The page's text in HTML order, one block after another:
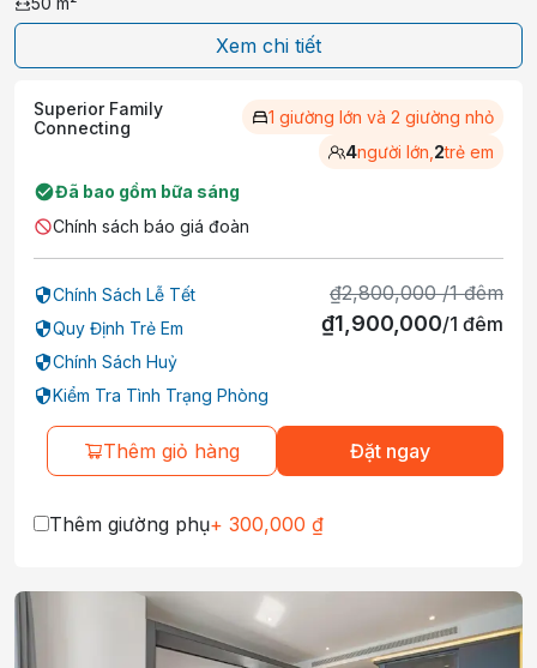
Xem chi tiết
Superior Family
Connecting
1 giường lớn và 2 giường nhỏ
4người lớn, 2trẻ em
Đã bao gồm bữa sáng
Chính sách báo giá đoàn
Chính Sách Lễ Tết
Quy Định Trẻ Em
Chính Sách Huỷ
Kiểm Tra Tình Trạng Phòng
₫2,800,000 /1 đêm
₫1,900,000/1 đêm
Thêm giỏ hàng Đặt ngay
Thêm giường phụ+ 300,000 ₫